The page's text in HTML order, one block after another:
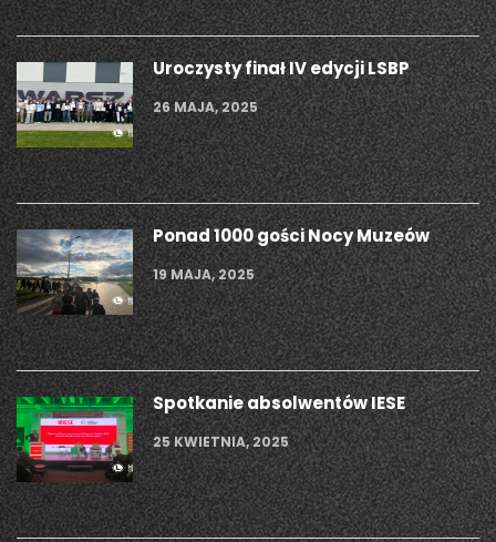
Uroczysty finał IV edycji LSBP
26 MAJA, 2025
Ponad 1000 gości Nocy Muzeów
19 MAJA, 2025
Spotkanie absolwentów IESE
25 KWIETNIA, 2025